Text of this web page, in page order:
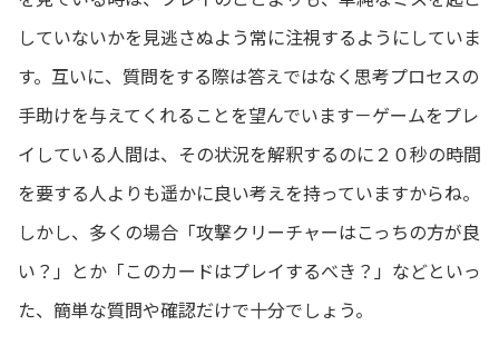
していないかを見逃さぬよう常に注視するようにしていま
す。互いに、質問をする際は答えではなく思考プロセスの
手助けを与えてくれることを望んでいます－ゲームをプレ
イしている人間は、その状況を解釈するのに２０秒の時間
を要する人よりも遥かに良い考えを持っていますからね。
しかし、多くの場合「攻撃クリーチャーはこっちの方が良
い？」とか「このカードはプレイするべき？」などといっ
た、簡単な質問や確認だけで十分でしょう。